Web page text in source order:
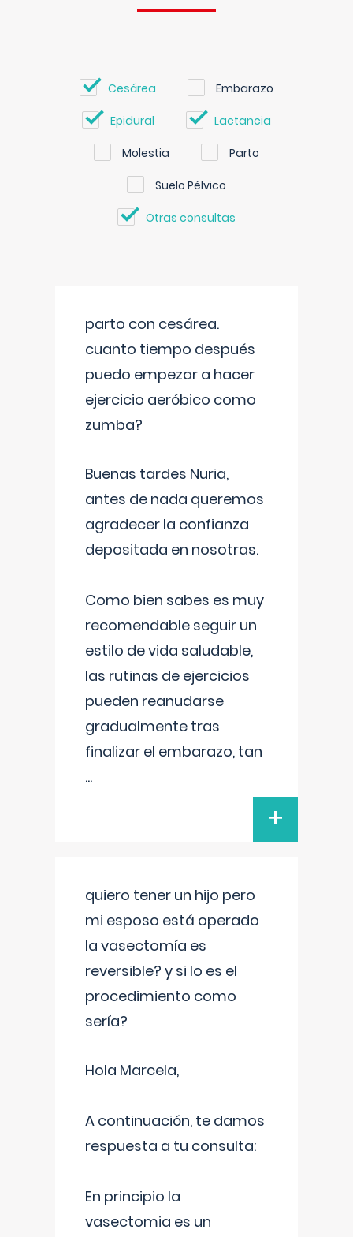
Cesárea Embarazo
Epidural Lactancia
Molestia Parto
Suelo Pélvico
Otras consultas
parto con cesárea.
cuanto tiempo después
puedo empezar a hacer
ejercicio aeróbico como
zumba?
Buenas tardes Nuria,
antes de nada queremos
agradecer la confianza
depositada en nosotras.
Como bien sabes es muy
recomendable seguir un
estilo de vida saludable,
las rutinas de ejercicios
pueden reanudarse
gradualmente tras
finalizar el embarazo, tan
...
+
quiero tener un hijo pero
mi esposo está operado
la vasectomía es
reversible? y si lo es el
procedimiento como
sería?
Hola Marcela,
A continuación, te damos
respuesta a tu consulta:
En principio la
vasectomia es un